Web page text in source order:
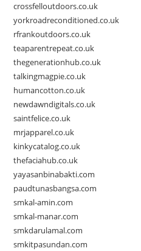
crossfelloutdoors.co.uk
yorkroadreconditioned.co.uk
rfrankoutdoors.co.uk
teaparentrepeat.co.uk
thegenerationhub.co.uk
talkingmagpie.co.uk
humancotton.co.uk
newdawndigitals.co.uk
saintfelice.co.uk
mrjapparel.co.uk
kinkycatalog.co.uk
thefaciahub.co.uk
yayasanbinabakti.com
paudtunasbangsa.com
smkal-amin.com
smkal-manar.com
smkdarulamal.com
smkitpasundan.com